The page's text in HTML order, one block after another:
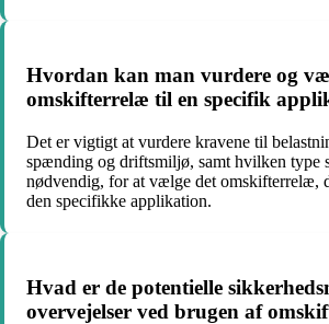
Hvordan kan man vurdere og
omskifterrelæ til en specifik
Det er vigtigt at vurdere kravene til
spænding og driftsmiljø, samt hvilken type
nødvendig, for at vælge det omskifterrelæ,
den specifikke applikation.
Hvad er de potentielle
overvejelser ved brugen af